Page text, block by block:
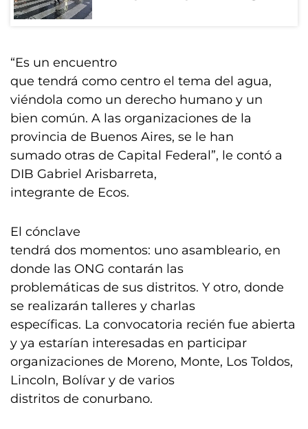
“Es un encuentro
que tendrá como centro el tema del agua,
viéndola como un derecho humano y un
bien común. A las organizaciones de la
provincia de Buenos Aires, se le han
sumado otras de Capital Federal”, le contó a
DIB Gabriel Arisbarreta,
integrante de Ecos.
El cónclave
tendrá dos momentos: uno asambleario, en
donde las ONG contarán las
problemáticas de sus distritos. Y otro, donde
se realizarán talleres y charlas
específicas. La convocatoria recién fue abierta
y ya estarían interesadas en participar
organizaciones de Moreno, Monte, Los Toldos,
Lincoln, Bolívar y de varios
distritos de conurbano.